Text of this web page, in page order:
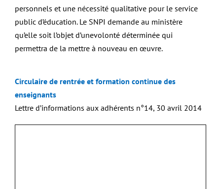
personnels et une nécessité qualitative pour le service
public d’éducation. Le SNPI demande au ministère
qu’elle soit l’objet d’unevolonté déterminée qui
permettra de la mettre à nouveau en œuvre.
Circulaire de rentrée et formation continue des
enseignants
Lettre d’informations aux adhérents n°14, 30 avril 2014